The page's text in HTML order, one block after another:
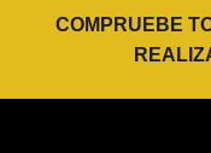
COMPRUEBE